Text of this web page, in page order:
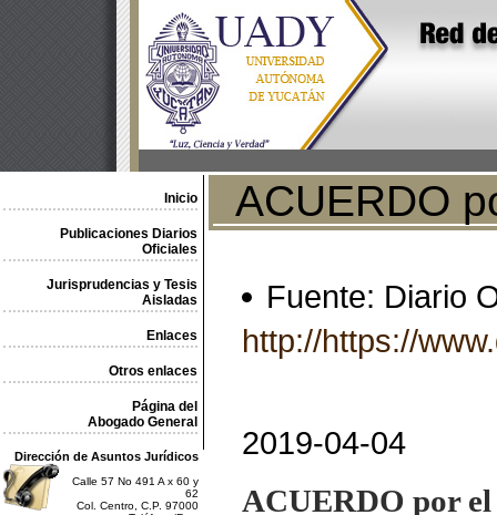
Inicio
Publicaciones Diarios
Oficiales
Jurisprudencias y Tesis
Aisladas
Enlaces
Otros enlaces
Página del
Abogado General
Dirección de Asuntos Jurídicos
Calle 57 No 491 A x 60 y
62
Col. Centro, C.P. 97000
ACUERDO
Fuente: Diario
http://https://
2019-04-04
ACUERDO por el